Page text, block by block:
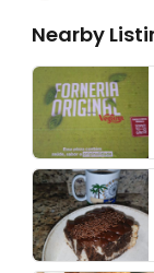
Nearby